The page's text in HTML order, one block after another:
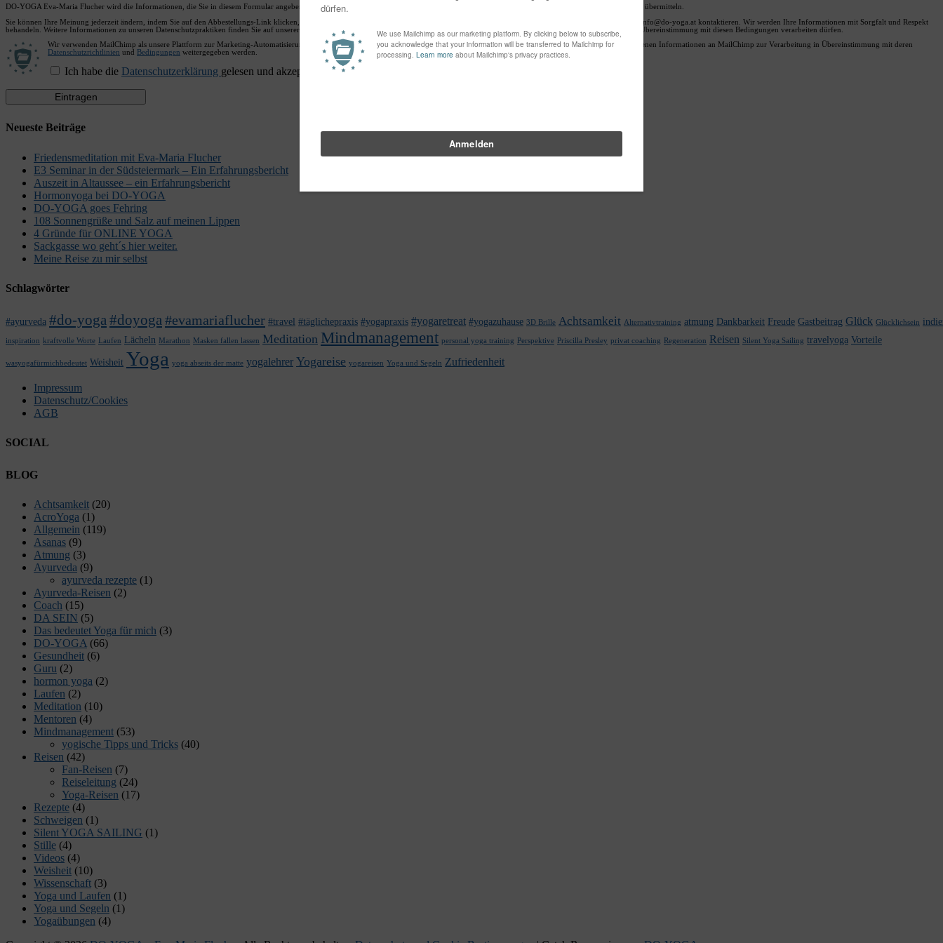
DO-YOGA Eva-Maria Flucher wird die Informationen, die Sie in diesem Formular angeben, dazu verwenden, mit Ihnen in Kontakt zu bleiben und Ihnen Updates und Marketing-Informationen zu übermitteln.
Sie können Ihre Meinung jederzeit ändern, indem Sie auf den Abbestellungs-Link klicken, den Sie in der Fußzeile jeder E-Mail, die Sie von uns erhalten, finden können, oder indem Sie uns unter info@do-yoga.at kontaktieren. Wir werden Ihre Informationen mit Sorgfalt und Respekt
behandeln. Weitere Informationen zu unseren Datenschutzpraktiken finden Sie auf unserer Website. Indem Sie unten klicken, erklären Sie sich damit einverstanden, dass wir Ihre Informationen in Übereinstimmung mit diesen Bedingungen verarbeiten dürfen.
Wir verwenden MailChimp als unsere Plattform zur Marketing-Automatisierung. Indem Sie unten zur Absendung dieses Formulars klicken, bestätigen Sie, dass die von Ihnen angegebenen Informationen an MailChimp zur Verarbeitung in Übereinstimmung mit deren
Datenschutzrichtlinien und Bedingungen weitergegeben werden.
Ich habe die Datenschutzerklärung gelesen und akzeptiert.
Neueste Beiträge
Friedensmeditation mit Eva-Maria Flucher
E3 Seminar in der Südsteiermark – Ein Erfahrungsbericht
Auszeit in Altaussee – ein Erfahrungsbericht
Hormonyoga bei DO-YOGA
DO-YOGA goes Fehring
108 Sonnengrüße und Salz auf meinen Lippen
4 Gründe für ONLINE YOGA
Sackgasse wo geht´s hier weiter.
Meine Reise zu mir selbst
Schlagwörter
#ayurveda #do-yoga#doyoga#evamariaflucher #travel #täglichepraxis #yogapraxis #yogaretreat #yogazuhause 3D Brille Achtsamkeit Alternativtraining atmung Dankbarkeit Freude Gastbeitrag Glück Glücklichsein
inspiration kraftvolle Worte Laufen Lächeln Marathon Masken fallen lassen Meditation Mindmanagement personal yoga training Perspektive Priscilla Presley privat coaching Regeneration Reisen Silent Yoga Sailing travelyoga Vorteile
wasyogafürmichbedeutet Weisheit Yoga yoga abseits der matte yogalehrer Yogareise yogareisen Yoga und Segeln Zufriedenheit
Impressum
Datenschutz/Cookies
AGB
SOCIAL
Facebook
Twitter
E-
LinkedIn
YouTube
Instagram
BLOG
Achtsamkeit (20)
AcroYoga (1)
Allgemein (119)
Asanas (9)
Atmung (3)
Ayurveda (9)
ayurveda rezepte (1)
Ayurveda-Reisen (2)
Coach (15)
DA SEIN (5)
Das bedeutet Yoga für mich (3)
DO-YOGA (66)
Gesundheit (6)
Guru (2)
hormon yoga (2)
Laufen (2)
Meditation (10)
Mentoren (4)
Mindmanagement (53)
yogische Tipps und Tricks (40)
Reisen (42)
Fan-Reisen (7)
Reiseleitung (24)
Yoga-Reisen (17)
Rezepte (4)
Schweigen (1)
Silent YOGA SAILING (1)
Stille (4)
Videos (4)
Weisheit (10)
Wissenschaft (3)
Yoga und Laufen (1)
Yoga und Segeln (1)
Yogaübungen (4)